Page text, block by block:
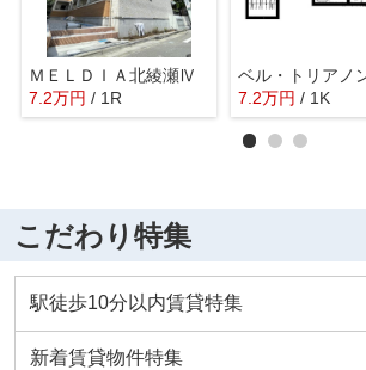
ＭＥＬＤＩＡ北綾瀬Ⅳ
7.2万円 / 1R
ベル・トリアノ
7.2万円 / 1K
こだわり特集
駅徒歩10分以内賃貸特集
新着賃貸物件特集